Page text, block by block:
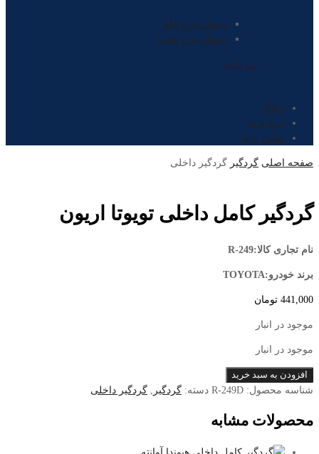
دیسک چرخ جلو
دیسک چرخ عقب
سه شاخه
وبلاگ
درباره ما
تماس با ما
صفحه اصلی گردگیر گردگیر داخلی
گردگیر کامل داخلی تویوتا اریون
نام تجاری کالا:R-249
برند خودرو:TOYOTA
441,000 تومان
موجود در انبار
موجود در انبار
گردگیر
کامل
تویوتا
افزودن به سبد خرید
شناسه محصول: R-249D دسته: گردگیر گردگیر داخلی
محصولات مشابه